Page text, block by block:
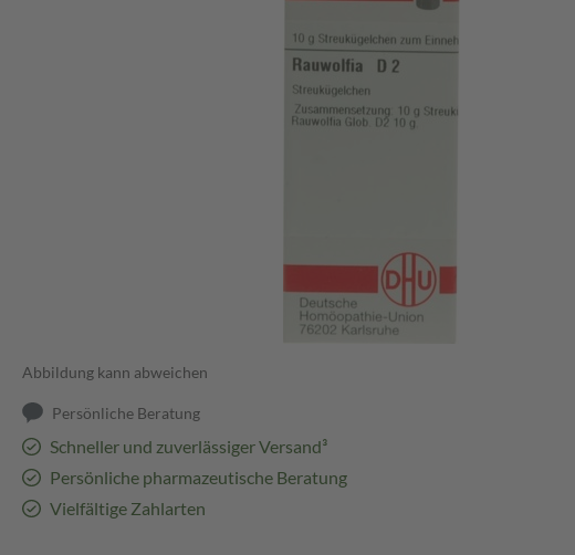
Abbildung kann abweichen
Persönliche Beratung
Schneller und zuverlässiger Versand³
Persönliche pharmazeutische Beratung
Vielfältige Zahlarten